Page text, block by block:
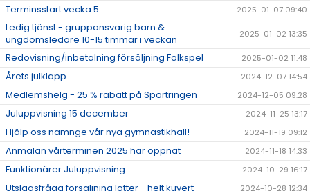
Terminsstart vecka 5 2025-01-07 09:40
Ledig tjänst - gruppansvarig barn &
ungdomsledare 10-15 timmar i veckan
2025-01-02 13:35
Redovisning/inbetalning försäljning Folkspel 2025-01-02 11:48
Årets julklapp 2024-12-07 14:54
Medlemshelg - 25 % rabatt på Sportringen 2024-12-05 09:28
Juluppvisning 15 december 2024-11-25 13:17
Hjälp oss namnge vår nya gymnastikhall! 2024-11-19 09:12
Anmälan vårterminen 2025 har öppnat 2024-11-18 14:33
Funktionärer Juluppvisning 2024-10-29 16:17
Utslagsfråga försäljning lotter - helt kuvert 2024-10-28 12:34